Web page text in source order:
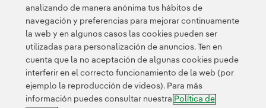
Contacta Política de Privacidad Información legal
Transparencia en el uso de la IA Política de cookies
Configuración de cookies Accesibilidad Canal de denuncias
analizando de manera anónima tus hábitos de
navegación y preferencias para mejorar continuamente
la web y en algunos casos las cookies pueden ser
utilizadas para personalización de anuncios. Ten en
cuenta que la no aceptación de algunas cookies puede
interferir en el correcto funcionamiento de la web (por
ejemplo la reproducción de videos). Para más
información puedes consultar nuestra Política de